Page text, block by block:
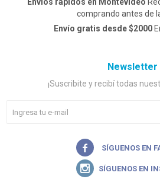
comprando antes de
Envío gratis desde $2000
Newsletter
¡Suscribite y recibí todas

